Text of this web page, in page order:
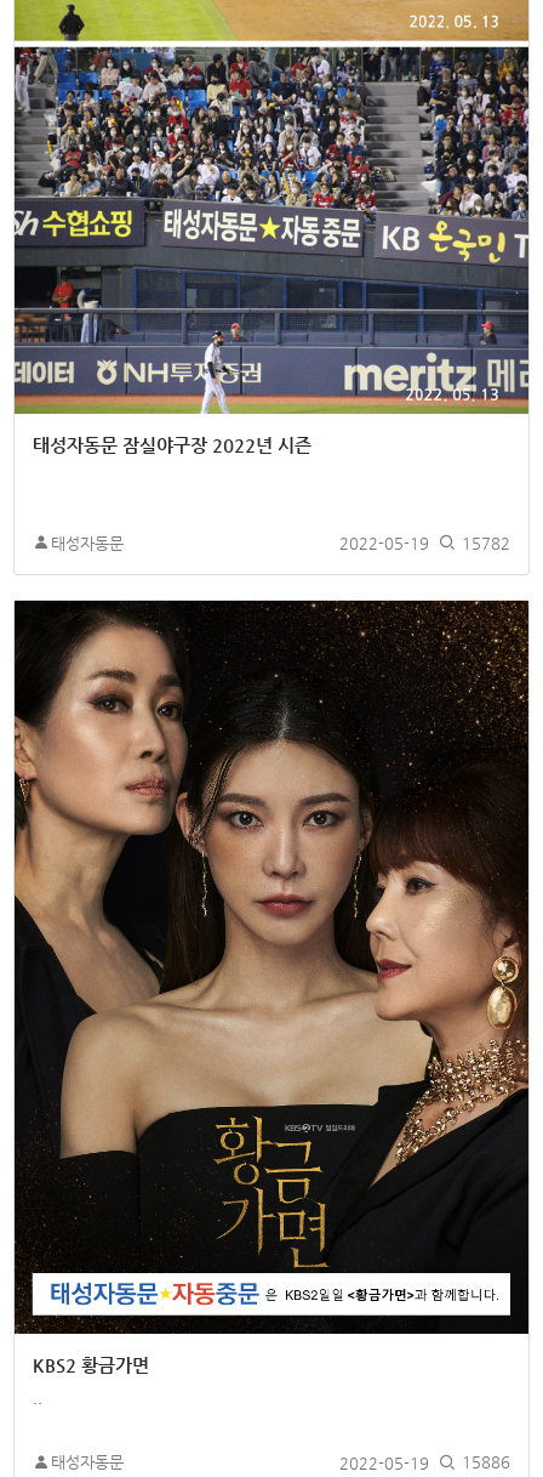
태성자동문 잠실야구장 2022년 시즌
태성자동문 2022-05-19 15782
KBS2 황금가면
태성자동문 2022-05-19 15886